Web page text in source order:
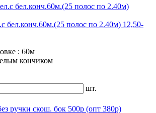
бел.конч.60м.(25 полос по 2.40м) 12,50-
: 60м
кончиком
шт.